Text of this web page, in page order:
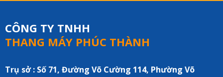
CÔNG TY TNHH
THANG MÁY PHÚC THÀNH
Trụ sở : Số 71, Đường Võ Cường 114, Phường Võ